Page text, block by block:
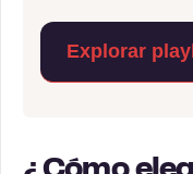
Explorar